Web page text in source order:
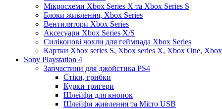
Мікросхеми Xbox Series X та Xbox Series S
Блоки живлення, Xbox Series
Вентилятори Xbox Series
Аксесуари Xbox Series X/S
Силіконові чохли для геймпада Xbox Series
Картки Xbox series S, Xbox series X, Xbox One,
Sony Playstation 4
Запчастини для джойстика PS4
Стіки, грибки
Курки тригери
Шлейфи для кнопок
Шлейфи живлення та Micro USB